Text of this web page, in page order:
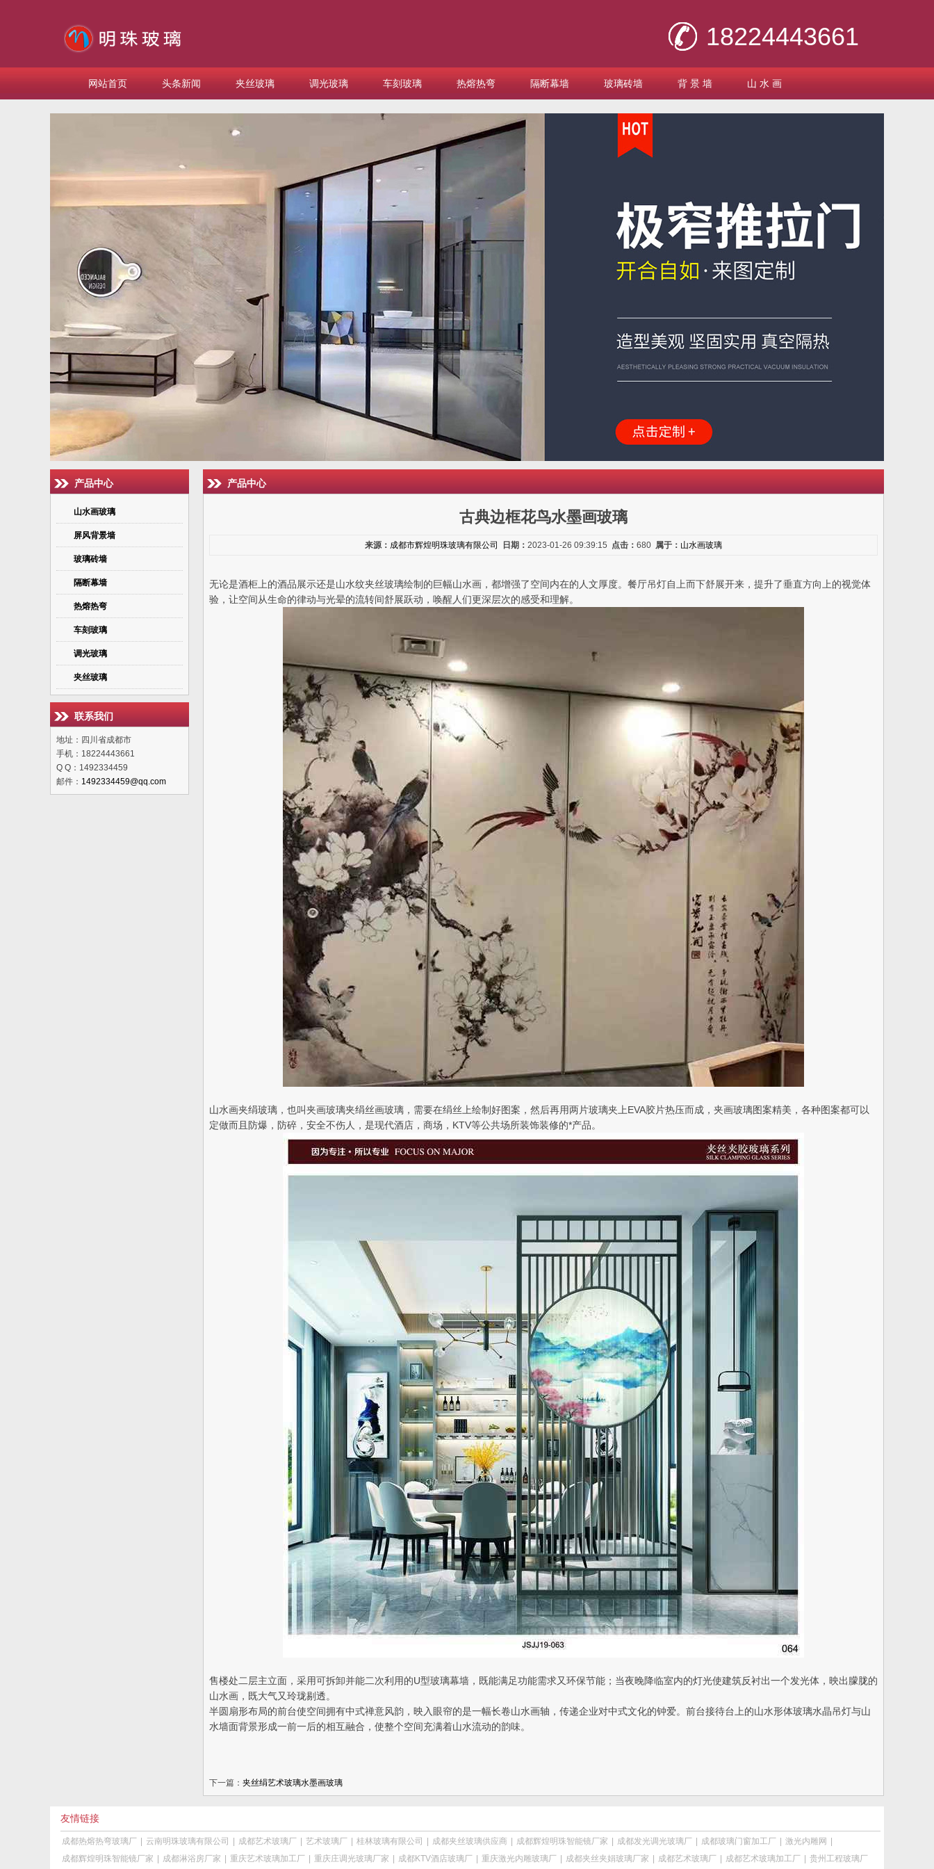
18224443661
网站首页 头条新闻 夹丝玻璃 调光玻璃 车刻玻璃 热熔热弯 隔断幕墙 玻璃砖墙 背 景 墙 山 水 画
产品中心
山水画玻璃
屏风背景墙
玻璃砖墙
隔断幕墙
热熔热弯
车刻玻璃
调光玻璃
夹丝玻璃
联系我们
地址：四川省成都市
手机：18224443661
Q Q：1492334459
邮件： 1492334459@qq.com
产品中心
古典边框花鸟水墨画玻璃
来源： 成都市辉煌明珠玻璃有限公司 日期： 2023-01-26 09:39:15 点击： 680 属于： 山水画玻璃
无论是酒柜上的酒品展示还是山水纹夹丝玻璃绘制的巨幅山水画，都增强了空间内在的人文厚度。餐厅吊灯自上而下舒展开来，提升了垂直方向上的视觉体
验，让空间从生命的律动与光晕的流转间舒展跃动，唤醒人们更深层次的感受和理解。
山水画夹绢玻璃，也叫夹画玻璃夹绢丝画玻璃，需要在绢丝上绘制好图案，然后再用两片玻璃夹上EVA胶片热压而成，夹画玻璃图案精美，各种图案都可以
定做而且防爆，防碎，安全不伤人，是现代酒店，商场，KTV等公共场所装饰装修的*产品。
售楼处二层主立面，采用可拆卸并能二次利用的U型玻璃幕墙，既能满足功能需求又环保节能；当夜晚降临室内的灯光使建筑反衬出一个发光体，映出朦胧的
山水画，既大气又玲珑剔透。
半圆扇形布局的前台使空间拥有中式禅意风韵，映入眼帘的是一幅长卷山水画轴，传递企业对中式文化的钟爱。前台接待台上的山水形体玻璃水晶吊灯与山
水墙面背景形成一前一后的相互融合，使整个空间充满着山水流动的韵味。
下一篇： 夹丝绢艺术玻璃水墨画玻璃
友情链接
成都热熔热弯玻璃厂 云南明珠玻璃有限公司 成都艺术玻璃厂 艺术玻璃厂 桂林玻璃有限公司 成都夹丝玻璃供应商 成都辉煌明珠智能镜厂家 成都发光调光玻璃厂 成都玻璃门窗加工厂 激光内雕网
成都辉煌明珠智能镜厂家
成都淋浴房厂家 重庆艺术玻璃加工厂 重庆庄调光玻璃厂家 成都KTV酒店玻璃厂 重庆激光内雕玻璃厂 成都夹丝夹娟玻璃厂家 成都艺术玻璃厂 成都艺术玻璃加工厂 贵州工程玻璃厂